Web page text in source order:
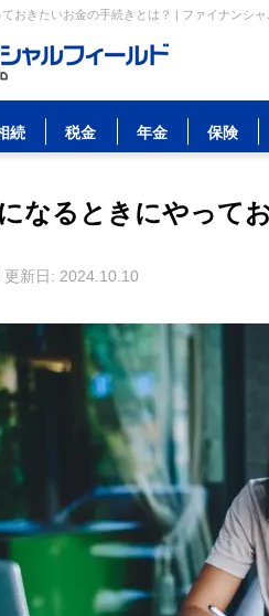
おきたいお金の手続きとは？ | ファイナンシャ
続 税金 年金 保険
なるときにやって
更新日: 2024.10.10